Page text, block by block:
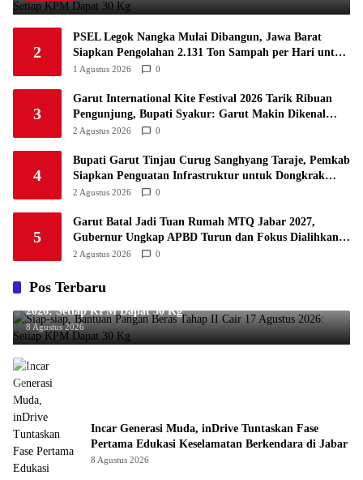
1
7
Semen Padang FC
Persatuan Sepak Bola Biak Sekitarnya 34 4 6 24 18
2
PSEL Legok Nangka Mulai Dibangun, Jawa Barat
Siapkan Pengolahan 2.131 Ton Sampah per Hari untuk
Jadi Listrik
1 Agustus 2026 0
3
Garut International Kite Festival 2026 Tarik Ribuan
Pengunjung, Bupati Syakur: Garut Makin Dikenal
Dunia
2 Agustus 2026 0
4
Bupati Garut Tinjau Curug Sanghyang Taraje, Pemkab
Siapkan Penguatan Infrastruktur untuk Dongkrak
Pariwisata
2 Agustus 2026 0
5
Garut Batal Jadi Tuan Rumah MTQ Jabar 2027,
Gubernur Ungkap APBD Turun dan Fokus Dialihkan
ke Infrastruktur
2 Agustus 2026 0
Pos Terbaru
Siap-siap, Bantuan Pangan Beras Tahap II Cair 17 Agustus
2026: Setiap KPM Dapat 30 Kg
8 Agustus 2026
Incar Generasi Muda, inDrive Tuntaskan Fase
Pertama Edukasi Keselamatan Berkendara di Jabar
8 Agustus 2026